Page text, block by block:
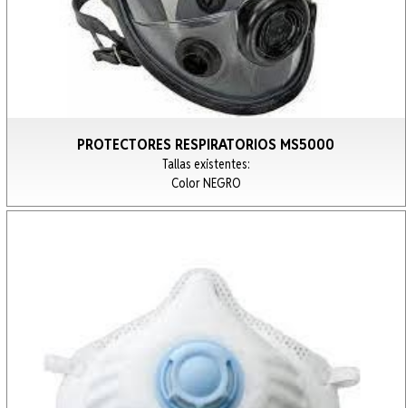
PROTECTORES RESPIRATORIOS MS5000
Tallas existentes:
Color NEGRO